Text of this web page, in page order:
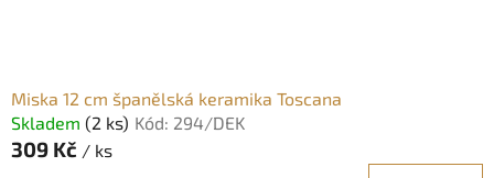
Miska 12 cm španělská keramika Toscana
Skladem (2 ks) Kód: 294/DEK
309 Kč / ks